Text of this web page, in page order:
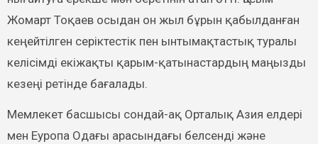
Жомарт Тоқаев осыдан он жыл бұрын қабылданған
кеңейтілген серіктестік пен ынтымақтастық туралы
келісімді екіжақты қарым-қатынастардың маңызды
кезеңі ретінде бағалады.
Мемлекет басшысы сондай-ақ Орталық Азия елдері
мен Еуропа Одағы арасындағы белсенді және